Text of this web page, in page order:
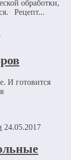
обработки,
Рецепт...
И готовится
24.05.2017